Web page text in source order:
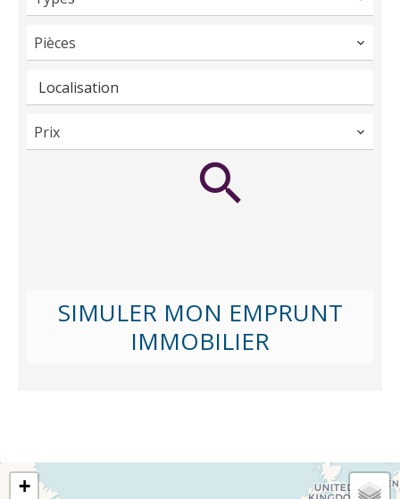
Pièces
Localisation
Prix
SIMULER MON EMPRUNT
IMMOBILIER
+